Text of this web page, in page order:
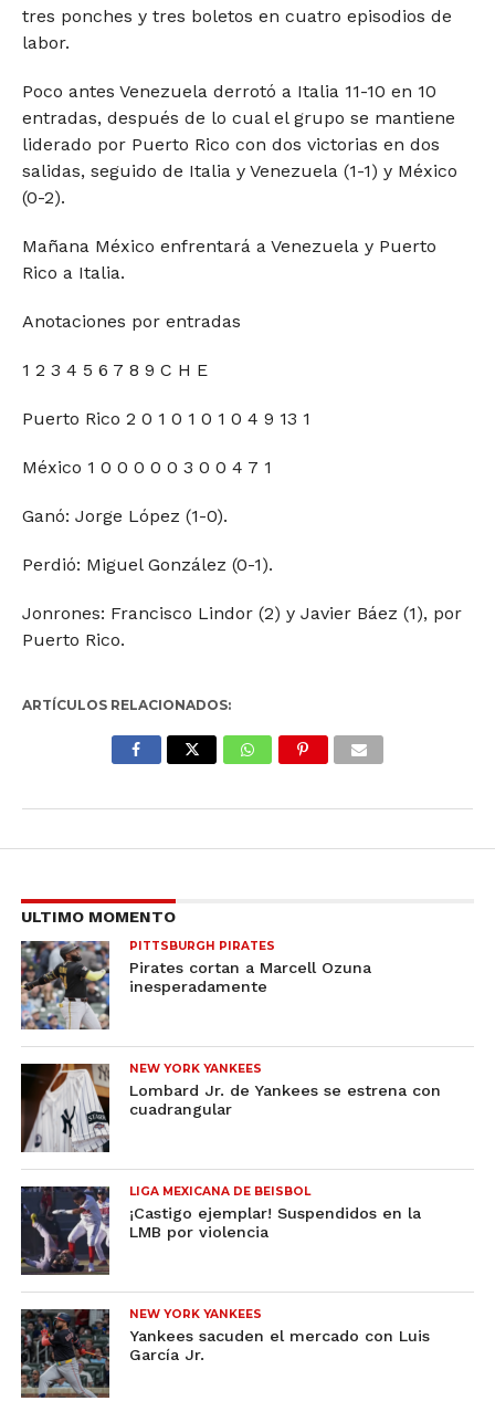
tres ponches y tres boletos en cuatro episodios de
labor.
Poco antes Venezuela derrotó a Italia 11-10 en 10
entradas, después de lo cual el grupo se mantiene
liderado por Puerto Rico con dos victorias en dos
salidas, seguido de Italia y Venezuela (1-1) y México
(0-2).
Mañana México enfrentará a Venezuela y Puerto
Rico a Italia.
Anotaciones por entradas
1 2 3 4 5 6 7 8 9 C H E
Puerto Rico 2 0 1 0 1 0 1 0 4 9 13 1
México 1 0 0 0 0 0 3 0 0 4 7 1
Ganó: Jorge López (1-0).
Perdió: Miguel González (0-1).
Jonrones: Francisco Lindor (2) y Javier Báez (1), por
Puerto Rico.
ARTÍCULOS RELACIONADOS:
ULTIMO MOMENTO
PITTSBURGH PIRATES
Pirates cortan a Marcell Ozuna
inesperadamente
NEW YORK YANKEES
Lombard Jr. de Yankees se estrena con
cuadrangular
LIGA MEXICANA DE BEISBOL
¡Castigo ejemplar! Suspendidos en la
LMB por violencia
NEW YORK YANKEES
Yankees sacuden el mercado con Luis
García Jr.